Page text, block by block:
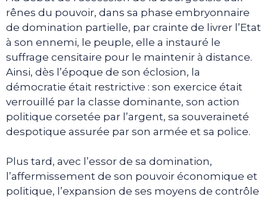
rênes du pouvoir, dans sa phase embryonnaire
de domination partielle, par crainte de livrer l’Etat
à son ennemi, le peuple, elle a instauré le
suffrage censitaire pour le maintenir à distance.
Ainsi, dès l’époque de son éclosion, la
démocratie était restrictive : son exercice était
verrouillé par la classe dominante, son action
politique corsetée par l’argent, sa souveraineté
despotique assurée par son armée et sa police.
Plus tard, avec l’essor de sa domination,
l’affermissement de son pouvoir économique et
politique, l’expansion de ses moyens de contrôle